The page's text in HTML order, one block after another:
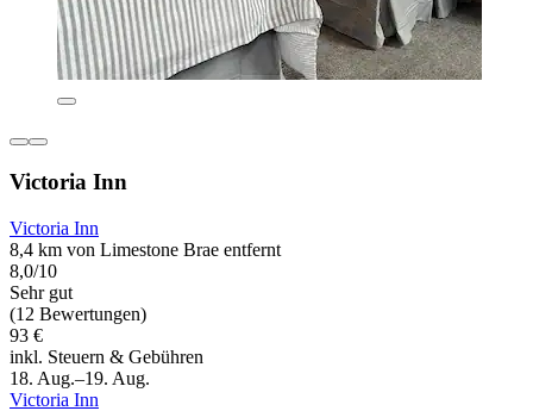
Victoria Inn
Victoria Inn
8,4 km von Limestone Brae entfernt
8,0/10
Sehr gut
(12 Bewertungen)
93 €
inkl. Steuern & Gebühren
18. Aug.–19. Aug.
Victoria Inn